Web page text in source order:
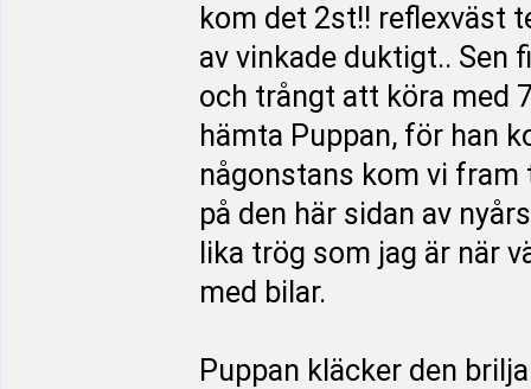
kom det 2st!! reflexväst
av vinkade duktigt.. Sen
och trångt att köra med
hämta Puppan, för han
någonstans kom vi
på den här sidan av
lika trög som jag är när
med bilar.
Puppan kläcker den